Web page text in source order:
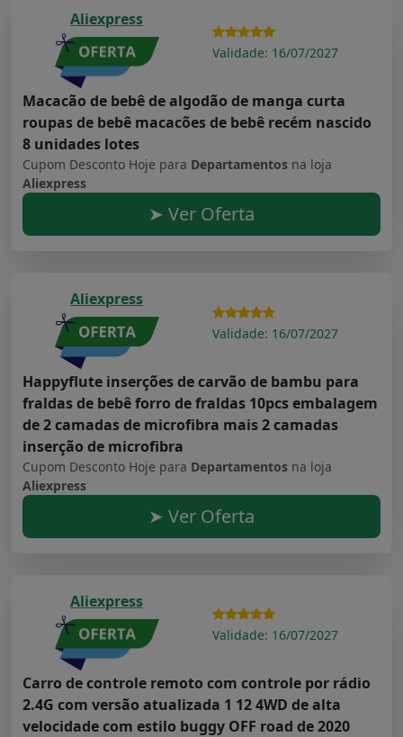
Aliexpress
Validade: 16/07/2027
Macacão de bebê de algodão de manga curta
roupas de bebê macacões de bebê recém nascido
8 unidades lotes
Cupom Desconto Hoje para Departamentos na loja
Aliexpress
➤ Ver Oferta
Aliexpress
Validade: 16/07/2027
Happyflute inserções de carvão de bambu para
fraldas de bebê forro de fraldas 10pcs embalagem
de 2 camadas de microfibra mais 2 camadas
inserção de microfibra
Cupom Desconto Hoje para Departamentos na loja
Aliexpress
➤ Ver Oferta
Aliexpress
Validade: 16/07/2027
Carro de controle remoto com controle por rádio
2.4G com versão atualizada 1 12 4WD de alta
velocidade com estilo buggy OFF road de 2020